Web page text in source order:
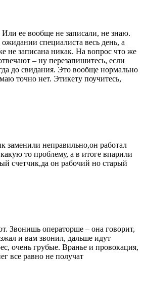
Или ее вообще не записали, не знаю.
специалиста весь день, а
не записана никак. На вопрос что же
– ну перезапишитесь, если
до свидания. Это вообще нормально
точно нет. Этикету поучитесь,
заменили неправильно,он работал
то проблему, а в итоге впарили
счетчик,да он рабочий но старый
Звонишь операторше – она говорит,
и вам звонил, дальше идут
очень грубые. Вранье и провокация,
все равно не получат